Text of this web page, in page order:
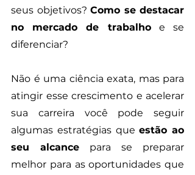
seus objetivos? Como se destacar
no mercado de trabalho e se
diferenciar?
Não é uma ciência exata, mas para
atingir esse crescimento e acelerar
sua carreira você pode seguir
algumas estratégias que estão ao
seu alcance para se preparar
melhor para as oportunidades que